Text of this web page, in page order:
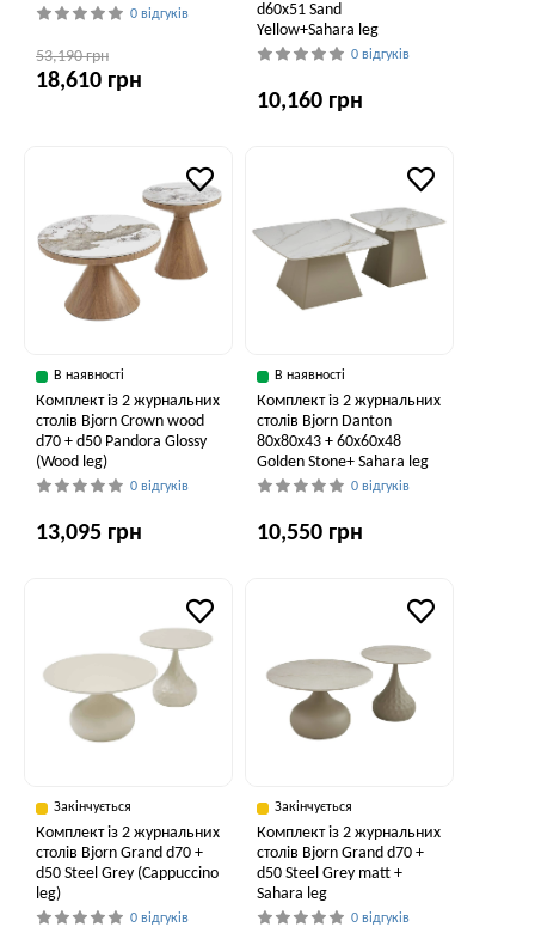
0 відгуків
53,190 грн
18,610 грн
d60х51 Sand
Yellow+Sahara leg
0 відгуків
10,160 грн
В наявності
Комплект із 2 журнальних
столів Bjorn Crown wood
d70 + d50 Pandora Glossy
(Wood leg)
0 відгуків
13,095 грн
В наявності
Комплект із 2 журнальних
столів Bjorn Danton
80х80х43 + 60х60х48
Golden Stone+ Sahara leg
0 відгуків
10,550 грн
Закінчується
Комплект із 2 журнальних
столів Bjorn Grand d70 +
d50 Steel Grey (Cappuccino
leg)
0 відгуків
Закінчується
Комплект із 2 журнальних
столів Bjorn Grand d70 +
d50 Steel Grey matt +
Sahara leg
0 відгуків